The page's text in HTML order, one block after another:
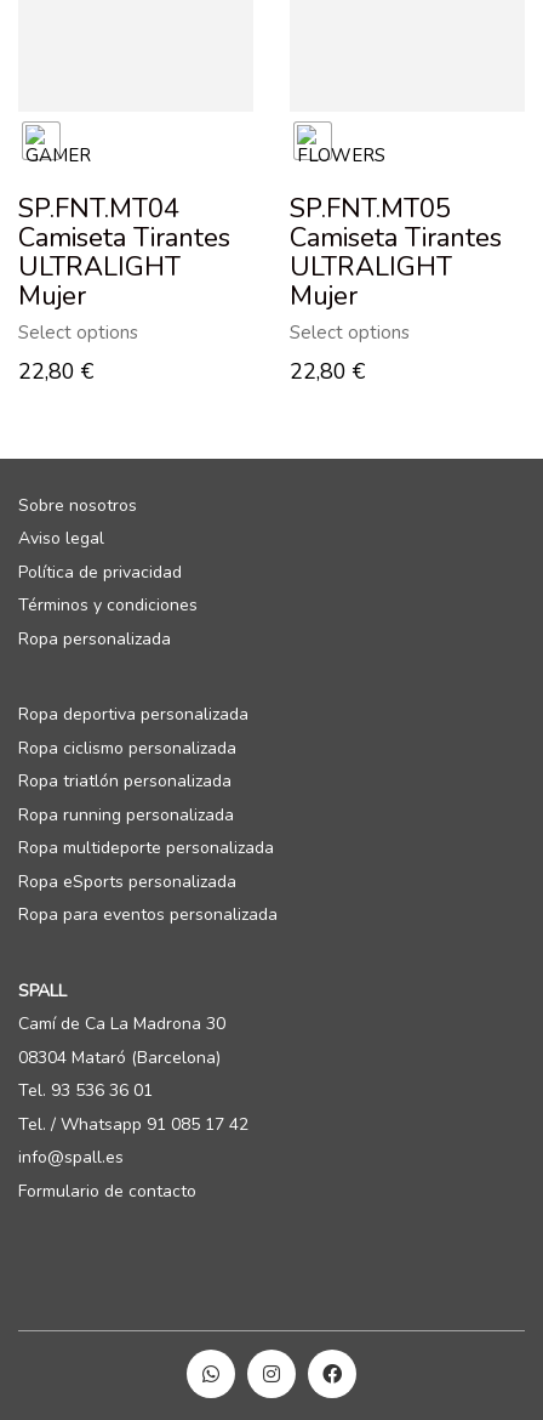
SP.FNT.MT04
Camiseta Tirantes
ULTRALIGHT
Mujer
Select options
22,80 €
SP.FNT.MT05
Camiseta Tirantes
ULTRALIGHT
Mujer
Select options
22,80 €
Sobre nosotros
Aviso legal
Política de privacidad
Términos y condiciones
Ropa personalizada
Ropa deportiva personalizada
Ropa ciclismo personalizada
Ropa triatlón personalizada
Ropa running personalizada
Ropa multideporte personalizada
Ropa eSports personalizada
Ropa para eventos personalizada
SPALL
Camí de Ca La Madrona 30
08304 Mataró (Barcelona)
Tel. 93 536 36 01
Tel. / Whatsapp 91 085 17 42
info@spall.es
Formulario de contacto